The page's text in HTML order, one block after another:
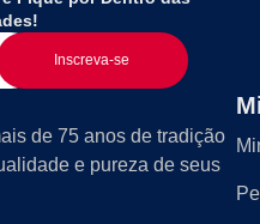
Inscreva-se
de 75 anos de tradição
e pureza de seus